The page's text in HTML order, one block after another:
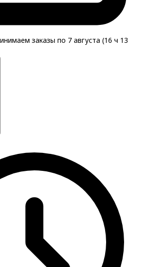
заказы по 7 августа (16 ч 13